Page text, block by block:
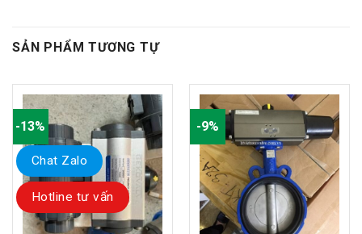
SẢN PHẨM TƯƠNG TỰ
-13% -9%
Chat Zalo
Hotline tư vấn